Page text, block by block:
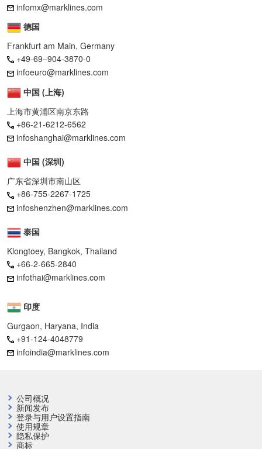
infomx@marklines.com
德国
Frankfurt am Main, Germany
+49-69–904-3870-0
infoeuro@marklines.com
中国 (上海)
上海市黄浦区南京东路
+86-21-6212-6562
infoshanghai@marklines.com
中国 (深圳)
广东省深圳市南山区
+86-755-2267-1725
infoshenzhen@marklines.com
泰国
Klongtoey, Bangkok, Thailand
+66-2-665-2840
infothai@marklines.com
印度
Gurgaon, Haryana, India
+91-124-4048779
infoindia@marklines.com
公司概况
新闻发布
登录与用户设置指南
使用规章
隐私保护
商标